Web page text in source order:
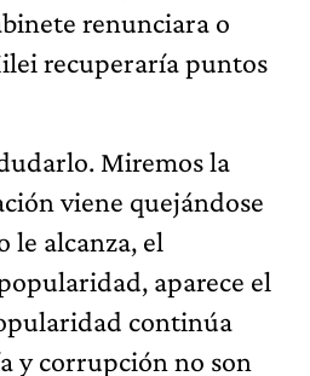
renunciara o
recuperaría puntos
Miremos la
viene quejándose
le alcanza, el
aparece el
continúa
y corrupción no son